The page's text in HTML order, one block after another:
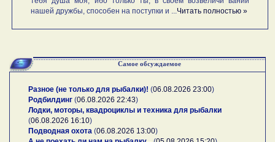
нашей дружбы, способен на поступки и ...Читать полностью »
Самое обсуждаемое
Разное (не только для рыбалки)! (06.08.2026 23:00)
Родбилдинг (06.08.2026 22:43)
Лодки, моторы, квадроциклы и техника для рыбалки
(06.08.2026 16:10)
Подводная охота (06.08.2026 13:00)